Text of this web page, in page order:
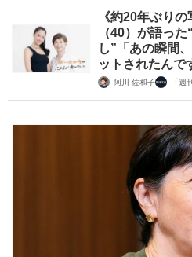
《約20年ぶり
（40）が語っ
し”「あの瞬間
ットされたんで
阿川 佐和子 「週